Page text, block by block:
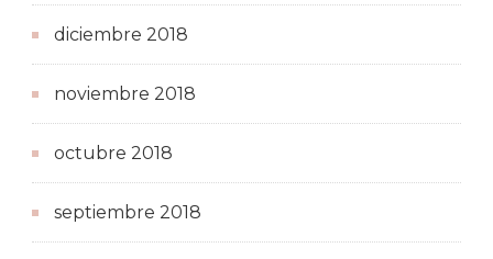
diciembre 2018
noviembre 2018
octubre 2018
septiembre 2018